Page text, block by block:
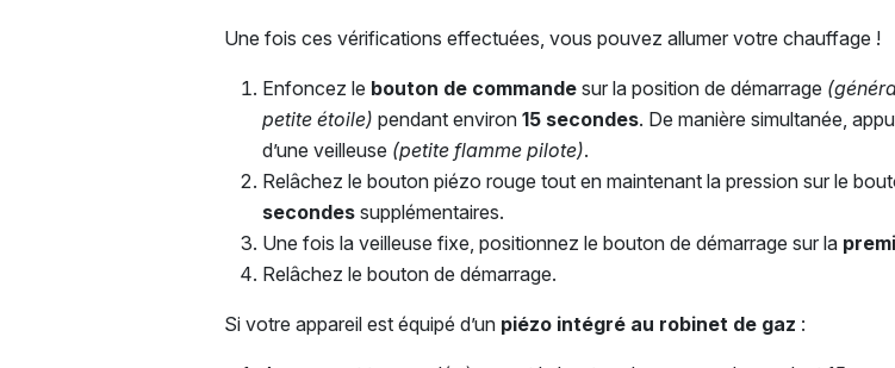
Une fois ces vérifications effectuées, vous pouvez allumer votre chauffage !
Enfoncez le bouton de commande sur la position de démarrage
petite étoile) pendant environ 15 secondes. De manière simultanée,
d’une veilleuse (petite flamme pilote).
Relâchez le bouton piézo rouge tout en maintenant la pression sur le
secondes supplémentaires.
Une fois la veilleuse fixe, positionnez le bouton de démarrage sur la
Relâchez le bouton de démarrage.
Si votre appareil est équipé d’un piézo intégré au robinet de gaz :